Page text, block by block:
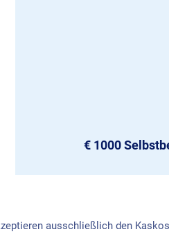
€ 1000
ausschließlich den